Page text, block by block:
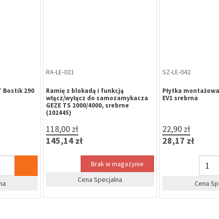
Assa
WB
firm
SZ-LE-039
Element ślizgowy do szyny
samozamykacza GEZE TS 1500,TS
2000, TS 3000, TS 4000, TS 5000
14,90 zł
18,33 zł
szt
Cena Specjalna
ZA-AA-031
Trzpień dzielony
frezowany 8/9 + 9/
29,80 zł
36,65 zł
Cena